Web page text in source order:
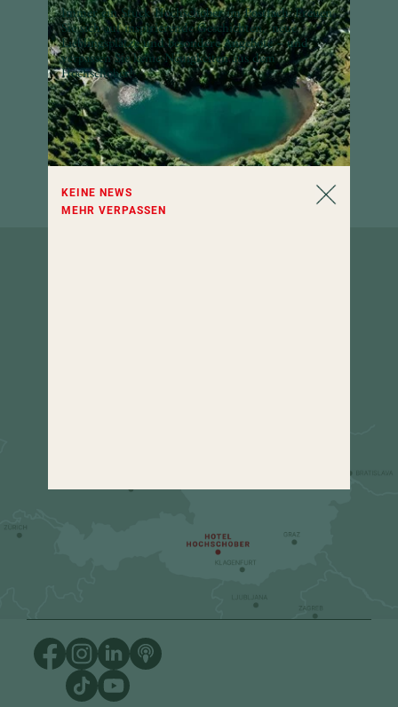
Immer ein Stück Hochschober im Postfach: Freuen
Sie sich auf inspirierende Geschichten, neue
Lieblingsplätze und besondere Angebote – und
verpassen Sie keine Neuigkeiten aus dem
Hochschober!
KEINE NEWS
MEHR VERPASSEN